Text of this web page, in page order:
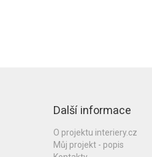
Další informace
O projektu interiery.cz
Můj projekt - popis